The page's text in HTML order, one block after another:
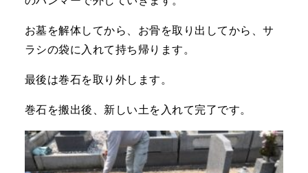
お墓を解体してから、お骨を取り出してから、サ
ラシの袋に入れて持ち帰ります。
最後は巻石を取り外します。
巻石を搬出後、新しい土を入れて完了です。